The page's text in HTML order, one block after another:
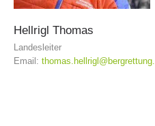
Hellrigl Thomas
Landesleiter
Email: